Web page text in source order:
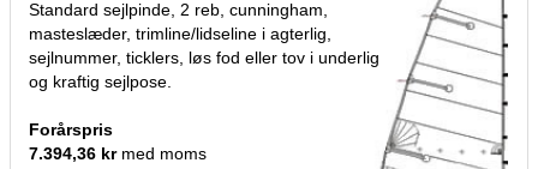
Standard sejlpinde, 2 reb, cunningham,
masteslæder, trimline/lidseline i agterlig,
sejlnummer, ticklers, løs fod eller tov i underlig
og kraftig sejlpose.
Forårspris
7.394,36 krmed moms